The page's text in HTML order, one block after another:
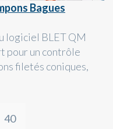
Bagues
logiciel BLET QM
pour un contrôle
filetés coniques,
40